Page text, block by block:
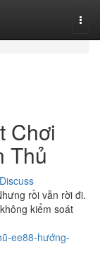
Chơi
Thủ
Discuss
rồi vẫn rời đi.
kiểm soát
ee88-hướng-